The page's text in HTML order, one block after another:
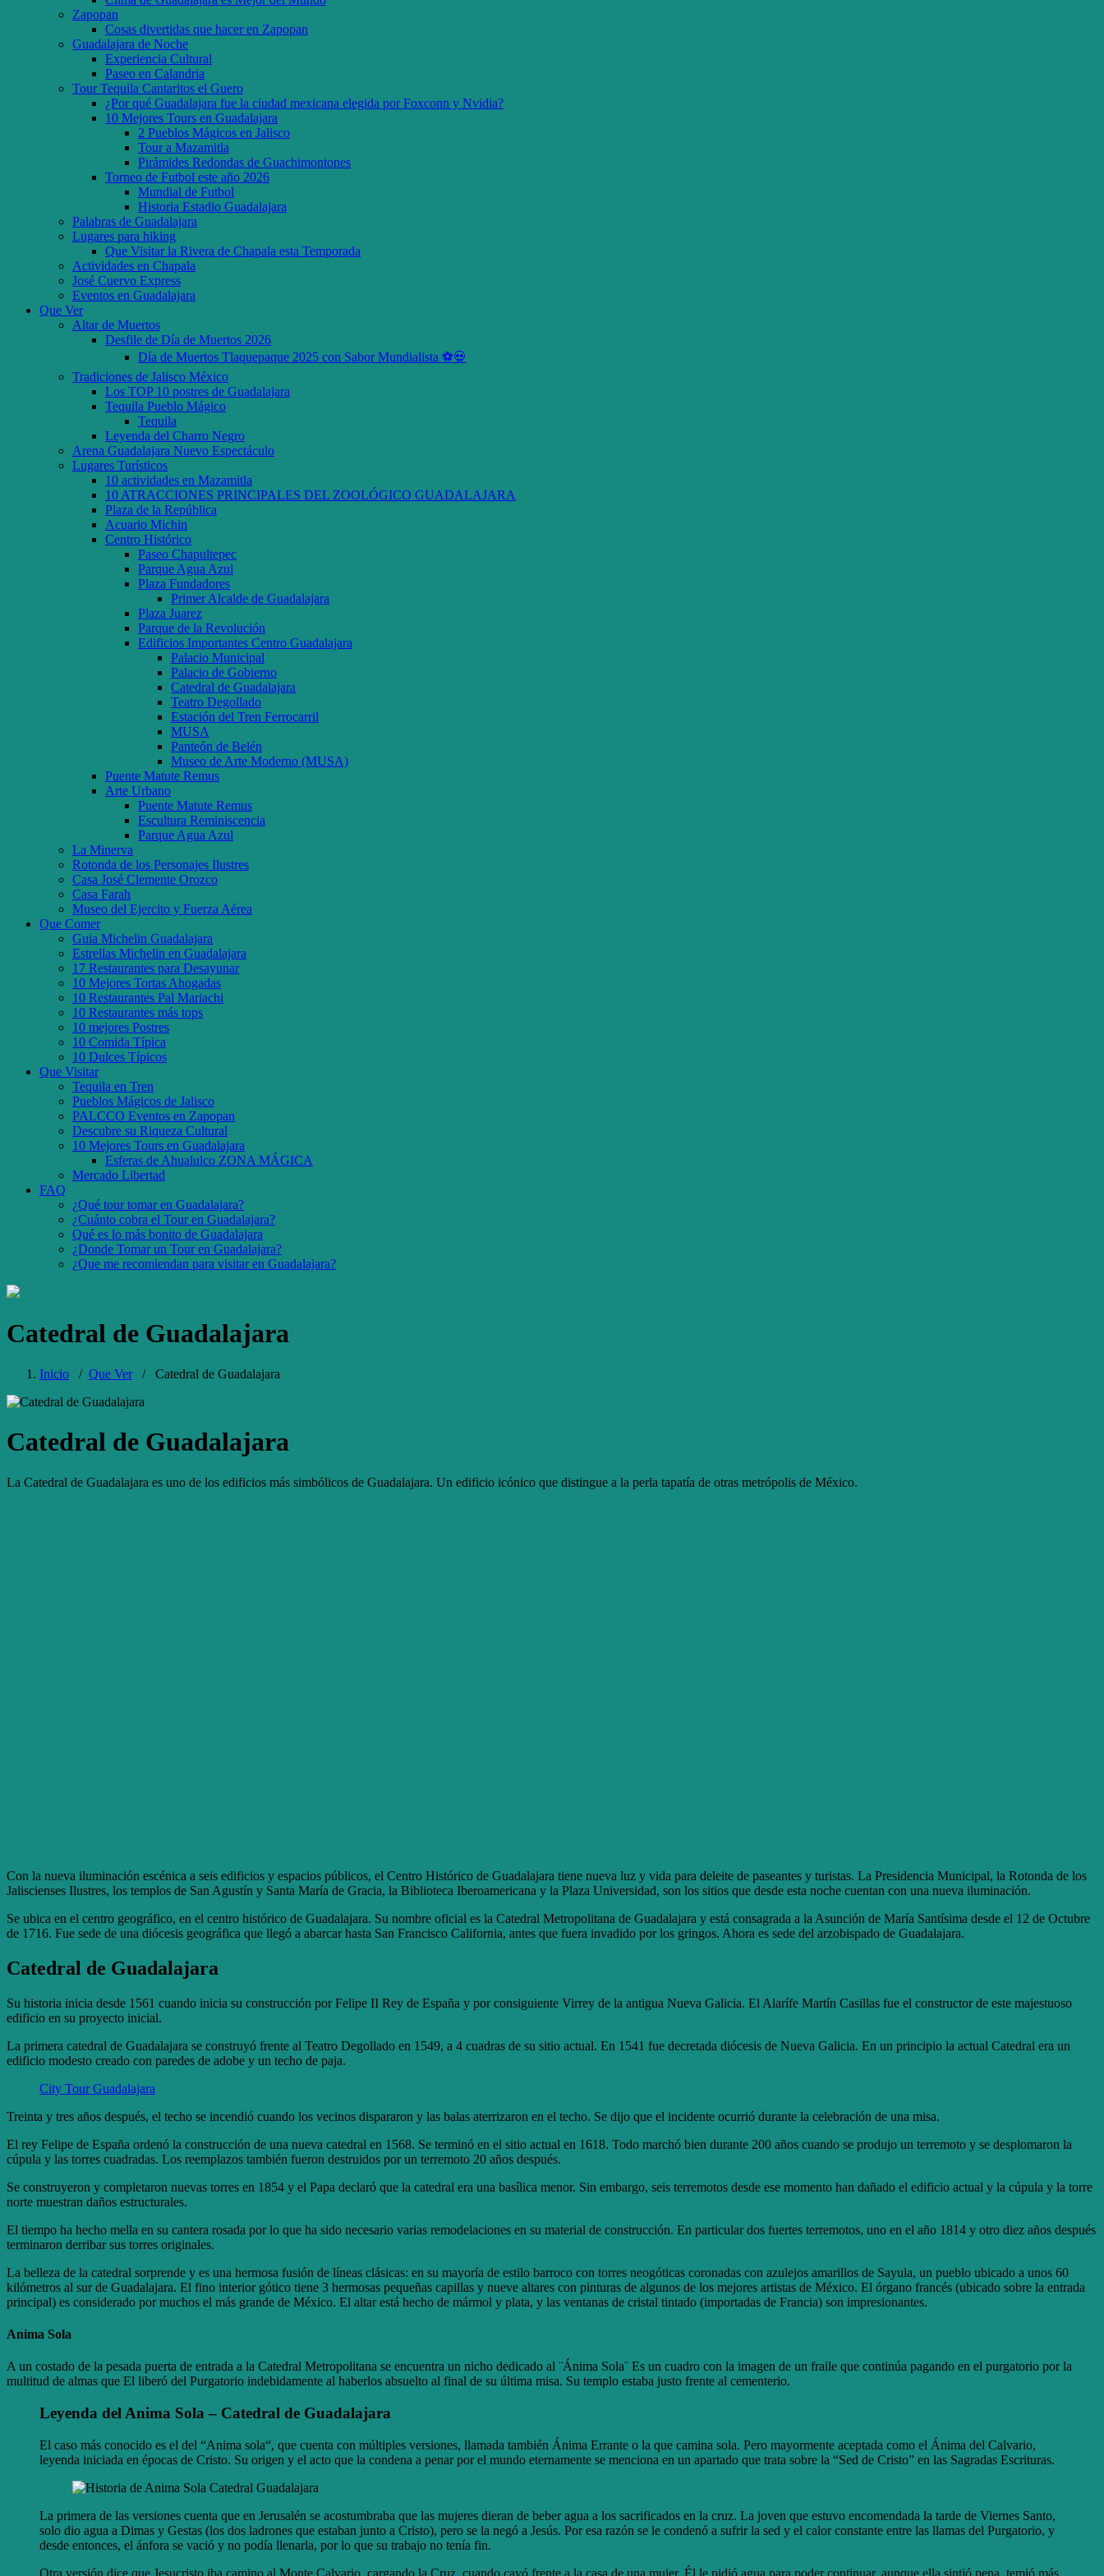
Zapopan
Cosas divertidas que hacer en Zapopan
Guadalajara de Noche
Experiencia Cultural
Paseo en Calandria
Tour Tequila Cantaritos el Guero
¿Por qué Guadalajara fue la ciudad mexicana elegida por Foxconn y Nvidia?
10 Mejores Tours en Guadalajara
2 Pueblos Mágicos en Jalisco
Tour a Mazamitla
Pirámides Redondas de Guachimontones
Torneo de Futbol este año 2026
Mundial de Futbol
Historia Estadio Guadalajara
Palabras de Guadalajara
Lugares para hiking
Que Visitar la Rivera de Chapala esta Temporada
Actividades en Chapala
José Cuervo Express
Eventos en Guadalajara
Que Ver
Altar de Muertos
Desfile de Día de Muertos 2026
Día de Muertos Tlaquepaque 2025 con Sabor Mundialista ⚽💀
Tradiciones de Jalisco México
Los TOP 10 postres de Guadalajara
Tequila Pueblo Mágico
Tequila
Leyenda del Charro Negro
Arena Guadalajara Nuevo Espectáculo
Lugares Turísticos
10 actividades en Mazamitla
10 ATRACCIONES PRINCIPALES DEL ZOOLÓGICO GUADALAJARA
Plaza de la República
Acuario Michin
Centro Histórico
Paseo Chapultepec
Parque Agua Azul
Plaza Fundadores
Primer Alcalde de Guadalajara
Plaza Juarez
Parque de la Revolución
Edificios Importantes Centro Guadalajara
Palacio Municipal
Palacio de Gobierno
Catedral de Guadalajara
Teatro Degollado
Estación del Tren Ferrocarril
MUSA
Panteón de Belén
Museo de Arte Moderno (MUSA)
Puente Matute Remus
Arte Urbano
Puente Matute Remus
Escultura Reminiscencia
Parque Agua Azul
La Minerva
Rotonda de los Personajes Ilustres
Casa José Clemente Orozco
Casa Farah
Museo del Ejercito y Fuerza Aérea
Que Comer
Guia Michelin Guadalajara
Estrellas Michelin en Guadalajara
17 Restaurantes para Desayunar
10 Mejores Tortas Ahogadas
10 Restaurantes Pal Mariachi
10 Restaurantes más tops
10 mejores Postres
10 Comida Típica
10 Dulces Típicos
Que Visitar
Tequila en Tren
Pueblos Mágicos de Jalisco
PALCCO Eventos en Zapopan
Descubre su Riqueza Cultural
10 Mejores Tours en Guadalajara
Esferas de Ahualulco ZONA MÁGICA
Mercado Libertad
FAQ
¿Qué tour tomar en Guadalajara?
¿Cuánto cobra el Tour en Guadalajara?
Qué es lo más bonito de Guadalajara
¿Donde Tomar un Tour en Guadalajara?
¿Que me recomiendan para visitar en Guadalajara?
Catedral de Guadalajara
Inicio / Que Ver/ Catedral de Guadalajara
Catedral de Guadalajara
La Catedral de Guadalajara es uno de los edificios más simbólicos de Guadalajara. Un edificio icónico que distingue a la perla tapatía de otras metrópolis de México.
Con la nueva iluminación escénica a seis edificios y espacios públicos, el Centro Histórico de Guadalajara tiene nueva luz y vida para deleite de paseantes y turistas. La Presidencia Municipal, la Rotonda de los
Jaliscienses Ilustres, los templos de San Agustín y Santa María de Gracia, la Biblioteca Iberoamericana y la Plaza Universidad, son los sitios que desde esta noche cuentan con una nueva iluminación.
Se ubica en el centro geográfico, en el centro histórico de Guadalajara. Su nombre oficial es la Catedral Metropolitana de Guadalajara y está consagrada a la Asunción de María Santísima desde el 12 de Octubre
de 1716. Fue sede de una diócesis geográfica que llegó a abarcar hasta San Francisco California, antes que fuera invadido por los gringos. Ahora es sede del arzobispado de Guadalajara.
Catedral de Guadalajara
Su historia inicia desde 1561 cuando inicia su construcción por Felipe II Rey de España y por consiguiente Virrey de la antigua Nueva Galicia. El Alarífe Martín Casillas fue el constructor de este majestuoso
edificio en su proyecto inicial.
La primera catedral de Guadalajara se construyó frente al Teatro Degollado en 1549, a 4 cuadras de su sitio actual. En 1541 fue decretada diócesis de Nueva Galicia. En un principio la actual Catedral era un
edificio modesto creado con paredes de adobe y un techo de paja.
City Tour Guadalajara
Treinta y tres años después, el techo se incendió cuando los vecinos dispararon y las balas aterrizaron en el techo. Se dijo que el incidente ocurrió durante la celebración de una misa.
El rey Felipe de España ordenó la construcción de una nueva catedral en 1568. Se terminó en el sitio actual en 1618. Todo marchó bien durante 200 años cuando se produjo un terremoto y se desplomaron la
cúpula y las torres cuadradas. Los reemplazos también fueron destruidos por un terremoto 20 años después.
Se construyeron y completaron nuevas torres en 1854 y el Papa declaró que la catedral era una basílica menor. Sin embargo, seis terremotos desde ese momento han dañado el edificio actual y la cúpula y la torre
norte muestran daños estructurales.
El tiempo ha hecho mella en su cantera rosada por lo que ha sido necesario varias remodelaciones en su material de construcción. En particular dos fuertes terremotos, uno en el año 1814 y otro diez años después
terminaron derribar sus torres originales.
La belleza de la catedral sorprende y es una hermosa fusión de líneas clásicas: en su mayoría de estilo barroco con torres neogóticas coronadas con azulejos amarillos de Sayula, un pueblo ubicado a unos 60
kilómetros al sur de Guadalajara. El fino interior gótico tiene 3 hermosas pequeñas capillas y nueve altares con pinturas de algunos de los mejores artistas de México. El órgano francés (ubicado sobre la entrada
principal) es considerado por muchos el más grande de México. El altar está hecho de mármol y plata, y las ventanas de cristal tintado (importadas de Francia) son impresionantes.
Anima Sola
A un costado de la pesada puerta de entrada a la Catedral Metropolitana se encuentra un nicho dedicado al ¨Ánima Sola¨ Es un cuadro con la imagen de un fraile que continúa pagando en el purgatorio por la
multitud de almas que El liberó del Purgatorio indebidamente al haberlos absuelto al final de su última misa. Su templo estaba justo frente al cementerio.
Leyenda del Anima Sola – Catedral de Guadalajara
El caso más conocido es el del “Anima sola“, que cuenta con múltiples versiones, llamada también Ánima Errante o la que camina sola. Pero mayormente aceptada como el Ánima del Calvario,
leyenda iniciada en épocas de Cristo. Su origen y el acto que la condena a penar por el mundo eternamente se menciona en un apartado que trata sobre la “Sed de Cristo” en las Sagradas Escrituras.
La primera de las versiones cuenta que en Jerusalén se acostumbraba que las mujeres dieran de beber agua a los sacrificados en la cruz. La joven que estuvo encomendada la tarde de Viernes Santo,
solo dio agua a Dimas y Gestas (los dos ladrones que estaban junto a Cristo), pero se la negó a Jesús. Por esa razón se le condenó a sufrir la sed y el calor constante entre las llamas del Purgatorio, y
desde entonces, el ánfora se vació y no podía llenarla, por lo que su trabajo no tenía fin.
Otra versión dice que Jesucristo iba camino al Monte Calvario, cargando la Cruz, cuando cayó frente a la casa de una mujer. Él le pidió agua para poder continuar, aunque ella sintió pena, temió más